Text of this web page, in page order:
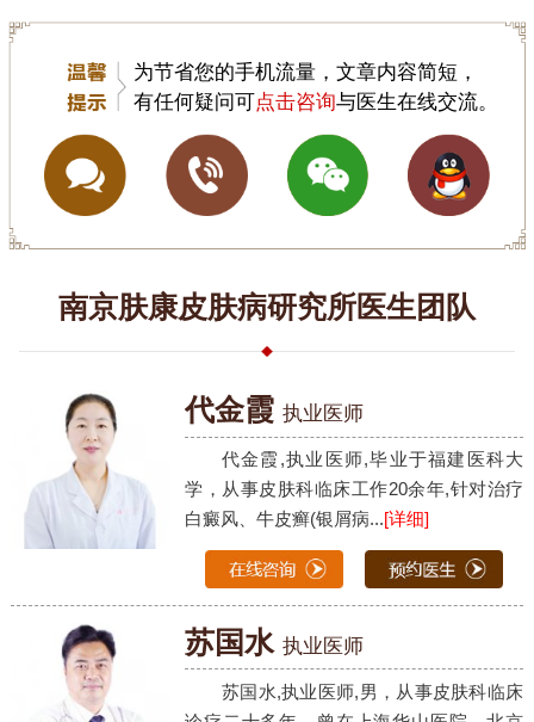
为节省您的手机流量，文章内容简短，
有任何疑问可点击咨询与医生在线交流。
南京肤康皮肤病研究所医生团队
代金霞 执业医师
代金霞,执业医师,毕业于福建医科大
学，从事皮肤科临床工作20余年,针对治疗
白癜风、牛皮癣(银屑病...[详细]
苏国水 执业医师
苏国水,执业医师,男，从事皮肤科临床